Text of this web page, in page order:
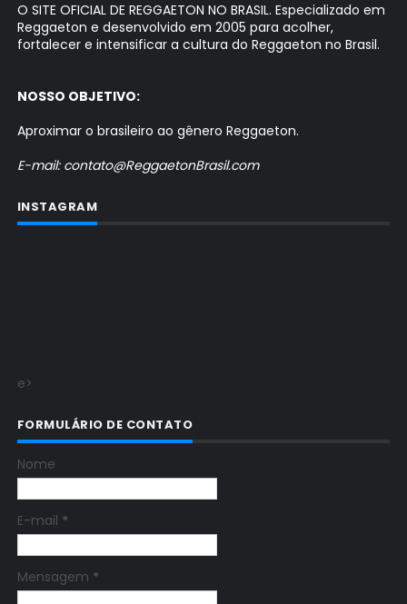
O SITE OFICIAL DE REGGAETON NO BRASIL. Especializado em
Reggaeton e desenvolvido em 2005 para acolher,
fortalecer e intensificar a cultura do Reggaeton no Brasil.
NOSSO OBJETIVO:
Aproximar o brasileiro ao gênero Reggaeton.
E-mail: contato@ReggaetonBrasil.com
INSTAGRAM
e>
FORMULÁRIO DE CONTATO
Nome
E-mail *
Mensagem *